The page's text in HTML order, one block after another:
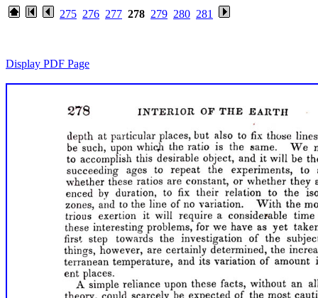
275 276 277 278 279 280 281
Display PDF Page